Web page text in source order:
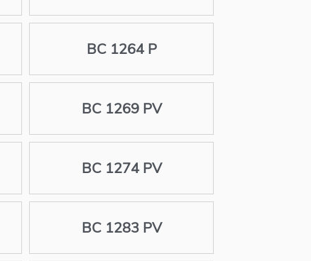
BC 1264 P
BC 1269 PV
BC 1274 PV
BC 1283 PV